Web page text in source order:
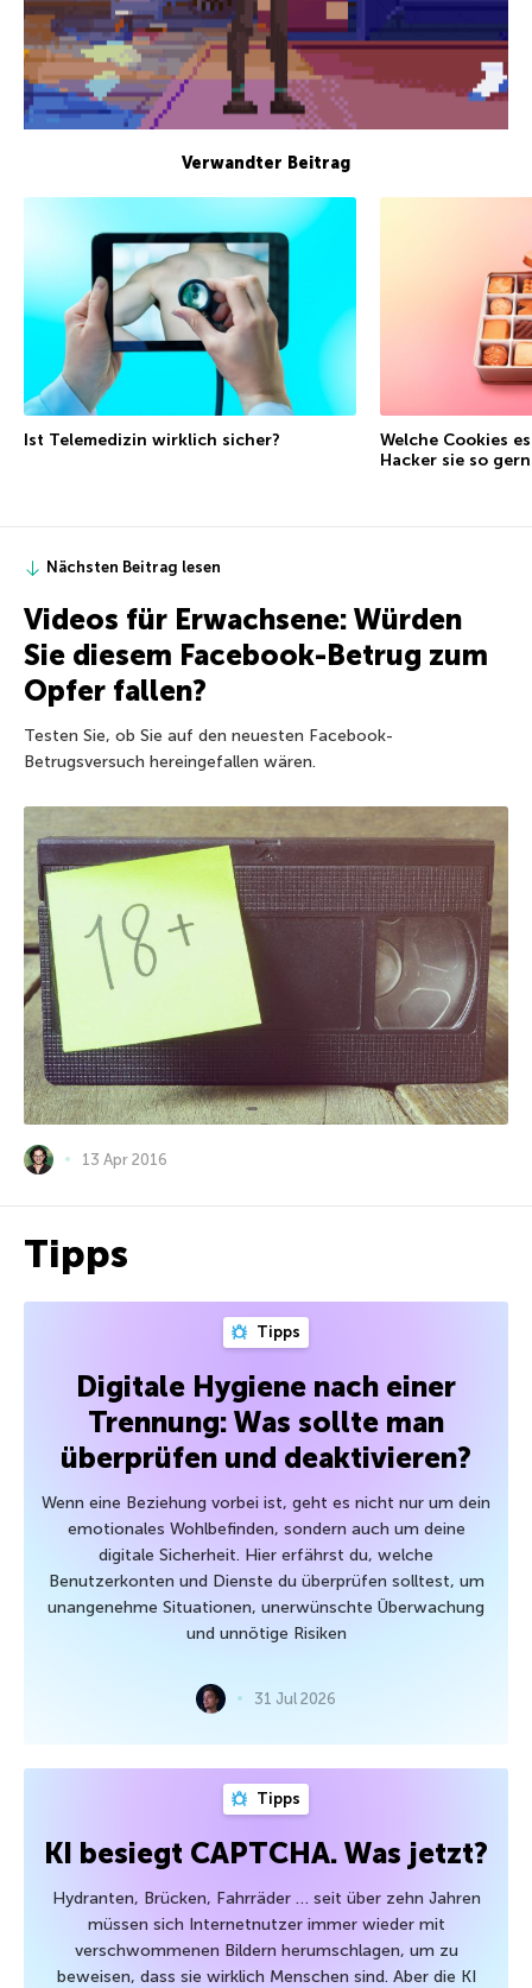
Verwandter Beitrag
Ist Telemedizin wirklich sicher?
Welche Cookies
Hacker sie so
Nächsten Beitrag lesen
Videos für Erwachsene: Würden
Sie diesem Facebook-Betrug zum
Opfer fallen?
Testen Sie, ob Sie auf den neuesten Facebook-
Betrugsversuch hereingefallen wären.
13 Apr 2016
Tipps
Tipps
Digitale Hygiene nach einer
Trennung: Was sollte man
überprüfen und deaktivieren?
Wenn eine Beziehung vorbei ist, geht es nicht nur um dein
emotionales Wohlbefinden, sondern auch um deine
digitale Sicherheit. Hier erfährst du, welche
Benutzerkonten und Dienste du überprüfen solltest, um
unangenehme Situationen, unerwünschte Überwachung
und unnötige Risiken
31 Jul 2026
Tipps
KI besiegt CAPTCHA. Was jetzt?
Hydranten, Brücken, Fahrräder … seit über zehn Jahren
müssen sich Internetnutzer immer wieder mit
verschwommenen Bildern herumschlagen, um zu
beweisen, dass sie wirklich Menschen sind. Aber die KI